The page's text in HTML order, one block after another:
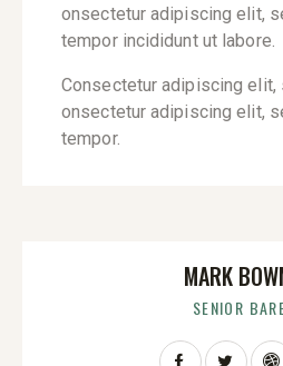
onsectetur adipiscing elit,
tempor incididunt ut labore.
Consectetur adipiscing elit,
onsectetur adipiscing elit,
tempor.
MARK
SENIOR